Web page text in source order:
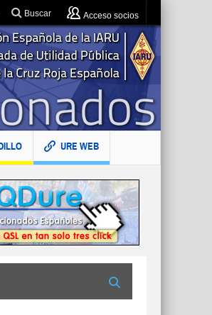
Buscar Acceso socios
URE WEB